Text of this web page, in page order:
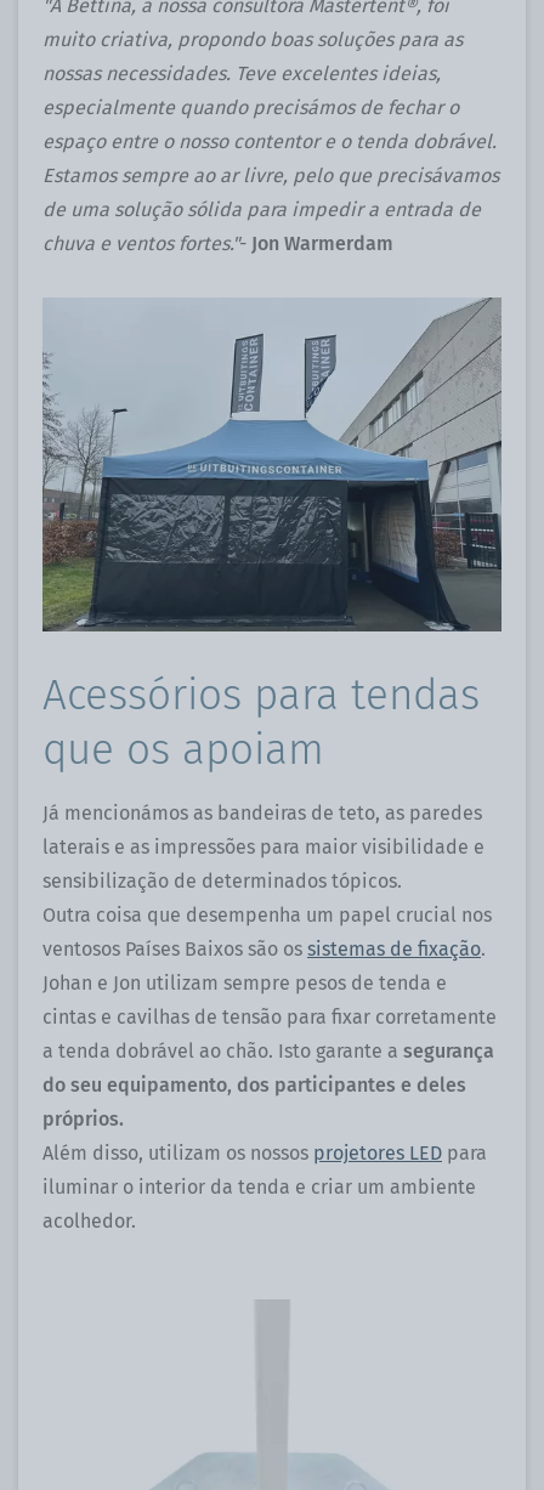
"A Bettina, a nossa consultora Mastertent®, foi
muito criativa, propondo boas soluções para as
nossas necessidades. Teve excelentes ideias,
especialmente quando precisámos de fechar o
espaço entre o nosso contentor e o tenda dobrável.
Estamos sempre ao ar livre, pelo que precisávamos
de uma solução sólida para impedir a entrada de
chuva e ventos fortes."- Jon Warmerdam
Acessórios para tendas
que os apoiam
Já mencionámos as bandeiras de teto, as paredes
laterais e as impressões para maior visibilidade e
sensibilização de determinados tópicos.
Outra coisa que desempenha um papel crucial nos
ventosos Países Baixos são os sistemas de fixação.
Johan e Jon utilizam sempre pesos de tenda e
cintas e cavilhas de tensão para fixar corretamente
a tenda dobrável ao chão. Isto garante a segurança
do seu equipamento, dos participantes e deles
próprios.
Além disso, utilizam os nossos projetores LED para
iluminar o interior da tenda e criar um ambiente
acolhedor.